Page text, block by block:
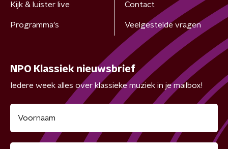
Kijk & luister live
Programma's
Contact
Veelgestelde vragen
NPO Klassiek nieuwsbrief
Iedere week alles over klassieke muziek in je mailbox!